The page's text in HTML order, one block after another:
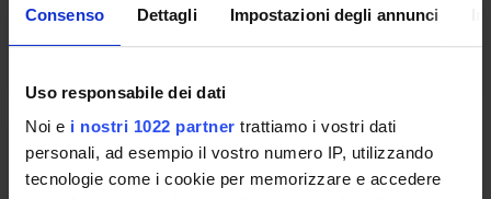
Consenso Dettagli Impostazioni degli annunci
Uso responsabile dei dati
Noi e i nostri 1022 partner trattiamo i vostri dati
personali, ad esempio il vostro numero IP, utilizzando
tecnologie come i cookie per memorizzare e accedere
Lessons timetable
NEUROPSICHIATRIA INFANTILE